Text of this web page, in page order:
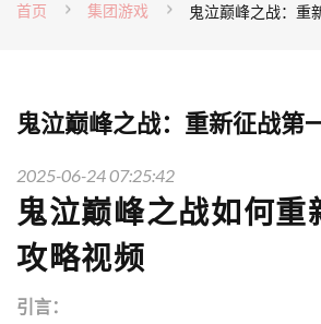
首页 集团游戏 鬼泣巅峰之战：重
鬼泣巅峰之战：重新征战第
2025-06-24 07:25:42
鬼泣巅峰之战如何重
攻略视频
引言：